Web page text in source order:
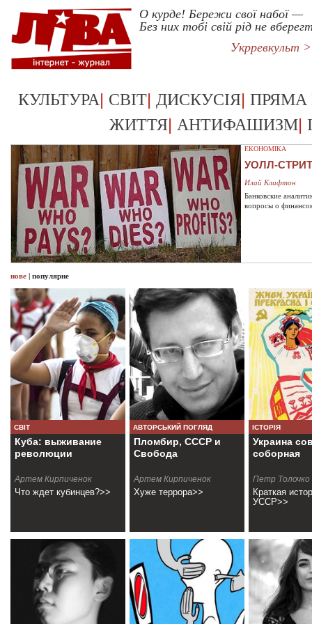
О курде! Бережи свої набої —
Без них тобі свій рід не
Укрревкульт
КУЛЬТУРА| СВІТ| ДИСКУСІЯ| ПРЯМА
ЖИТТЯ| АНТИФАШИЗМ|
ЕКОНОМІКА
УОЛЛ-
Илай Клифтон
Банковские
вопросы о
нове | популярне
СВІТ
Куба: выживание
революции
Артем Кирпиченок
Что ждет кубинцев?>>
АВТОРСЬКИЙ ПОГЛЯД
Пломбир, СССР и
Свобода
Артем Кирпиченок
Хуже террора>>
ІСТОРІЯ
Украина
соборная
Петр Толочко
Краткая
УССР>>